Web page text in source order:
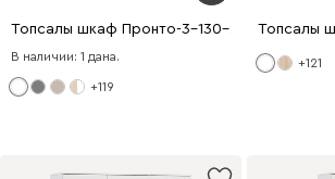
Топсалы шкаф Пронто-3-130-210 Ақ
В наличии: 1 дана.
+119
Топсалы
+121